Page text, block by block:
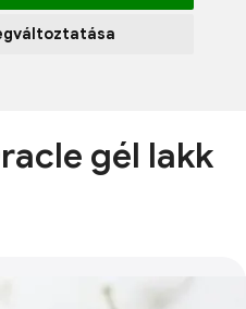
gél lakk